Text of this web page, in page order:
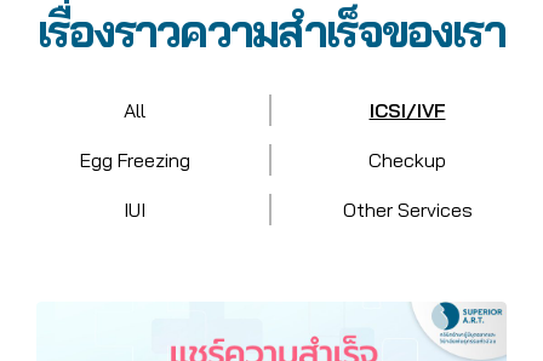
เรื่องราวความสำเร็จของเรา
All ICSI/IVF
Egg Freezing Checkup
IUI Other Services